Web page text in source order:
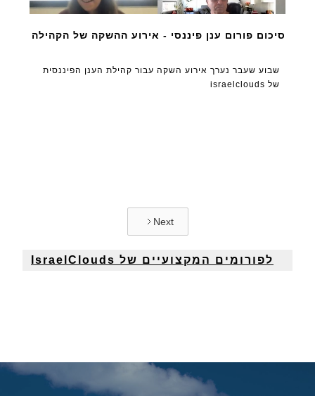
סיכום פורום ענן פיננסי - אירוע ההשקה של הקהילה
שבוע שעבר נערך אירוע השקה עבור קהילת הענן הפיננסית
של israelclouds
Next
לפורומים המקצועיים של IsraelClouds